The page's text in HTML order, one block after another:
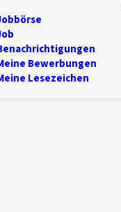
Bewerbungen
Lesezeichen